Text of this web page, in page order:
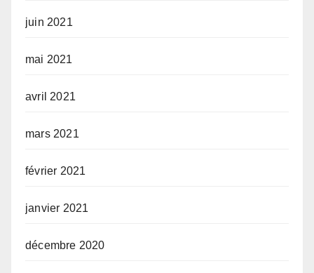
juin 2021
mai 2021
avril 2021
mars 2021
février 2021
janvier 2021
décembre 2020